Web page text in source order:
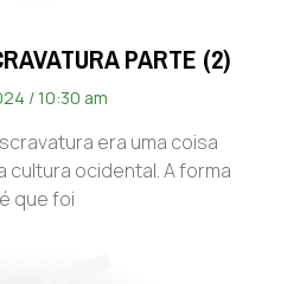
PARTE (2)
10:30 am
era uma coisa
cultura ocidental. A forma
que foi